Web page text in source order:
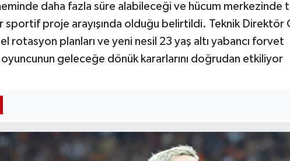
daha fazla süre alabileceği ve hücum merkezinde
sportif proje arayışında olduğu belirtildi. Teknik Direktör
rotasyon planları ve yeni nesil 23 yaş altı yabancı forvet
oyuncunun geleceğe dönük kararlarını doğrudan etkiliyor